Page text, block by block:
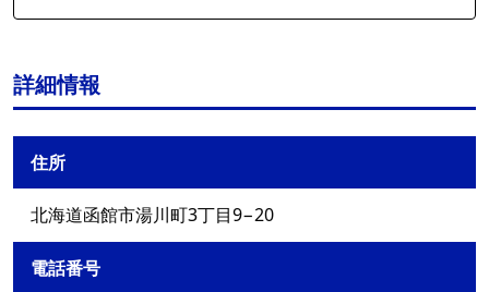
詳細情報
住所
北海道函館市湯川町3丁目9−20
電話番号